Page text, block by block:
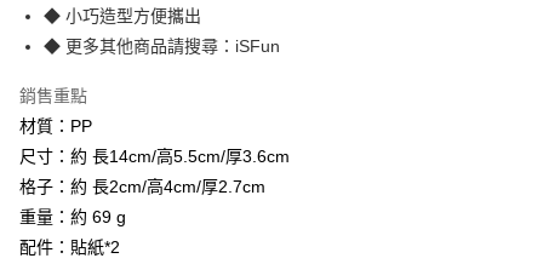
國泰世華商業銀行
臺灣中小企業銀行
聯邦商業銀行
元大商業銀行
玉山商業銀行
台新國際商業銀行
台灣樂天信用卡公司
華南商業銀行
上海商業儲蓄銀行
臺灣中小企業銀行
匯豐（台灣）商業銀行
聯邦商業銀行
元大商業銀行
玉山商業銀行
台新國際商業銀行
台灣樂天信用卡公司
合作金庫商業銀行
華南商業銀行
國泰世華商業銀行
臺灣中小企業銀行
匯豐（台灣）商業銀行
聯邦商業銀行
元大商業銀行
玉山商業銀行
台新國際商業銀行
數位禮券
Apple Pay
街口支付
悠遊付
Google Pay
◆ 小巧造型方便攜出
◆ 更多其他商品請搜尋：iSFun
銷售重點
材質：PP
尺寸：約 長14cm/高5.5cm/厚3.6cm
格子：約 長2cm/高4cm/厚2.7cm
重量：約 69 g
配件：貼紙*2